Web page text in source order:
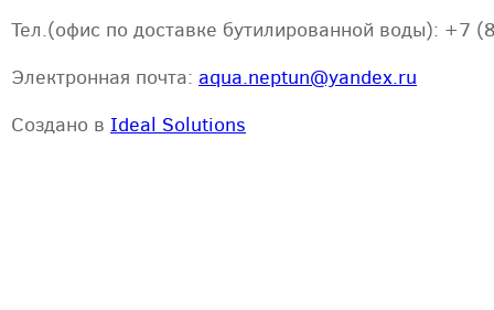
Тел.(офис по доставке бутилированной воды):
Электронная почта: aqua.neptun@yandex.ru
Создано в Ideal Solutions